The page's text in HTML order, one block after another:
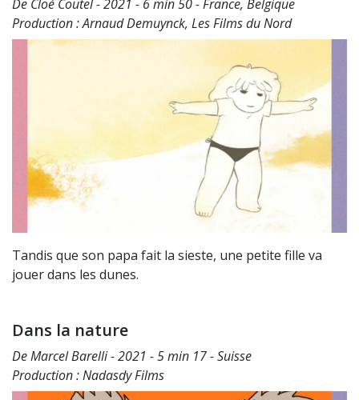
De Cloé Coutel - 2021 - 6 min 50 - France, Belgique
Production : Arnaud Demuynck, Les Films du Nord
Tandis que son papa fait la sieste, une petite fille va
jouer dans les dunes.
Dans la nature
De Marcel Barelli - 2021 - 5 min 17 - Suisse
Production : Nadasdy Films